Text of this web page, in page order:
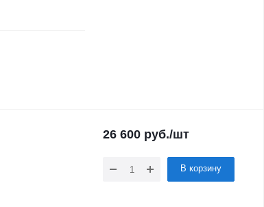
26 600 руб./шт
В корзину